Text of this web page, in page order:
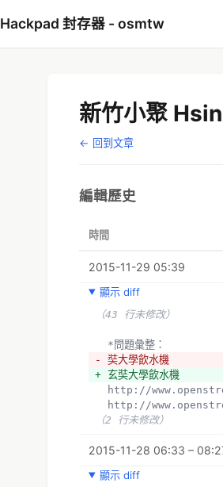
Hackpad 封存器 - osmtw
新竹小聚
← 回到文章
編輯歷史
時間
2015-11-29 05:39
顯示 diff
（43 行未修改）
  *問題彙整：
- 奘大學飲水機
+ 玄奘大學飲水機
http://
http://
（2 行未修改）
2015-11-28 06:33 –
顯示 diff